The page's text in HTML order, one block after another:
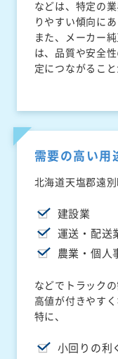
などは、特定の
りやすい傾向にあ
また、メーカー
は、品質や安全
定につながること
需要の高い用
北海道天塩郡遠別
建設業
運送・配送
農業・個人
などでトラック
高値が付きやすく
特に、
小回りの利